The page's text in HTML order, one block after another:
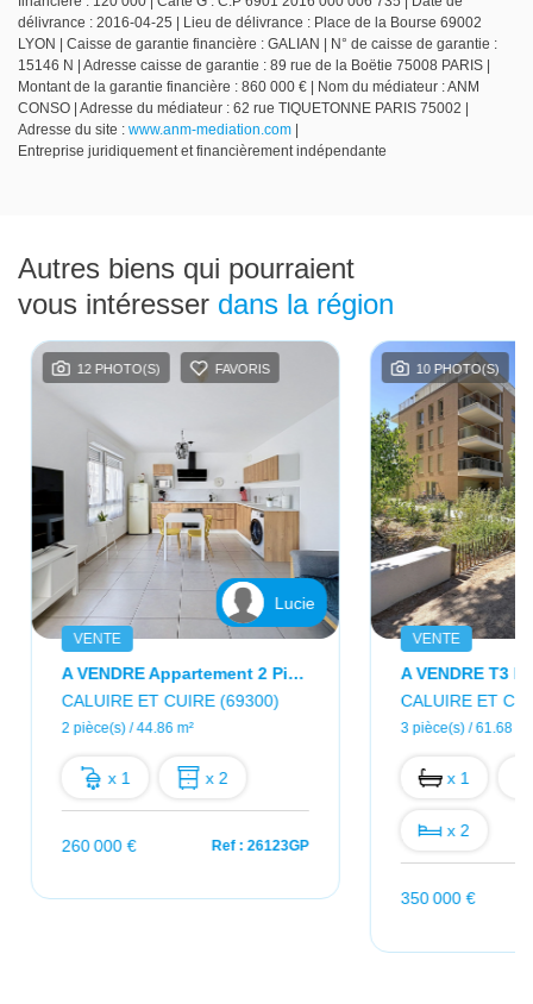
délivrance : 2016-04-25 | Lieu de délivrance : Place de la Bourse 69002
LYON | Caisse de garantie financière : GALIAN | N° de caisse de garantie :
15146 N | Adresse caisse de garantie : 89 rue de la Boëtie 75008 PARIS |
Montant de la garantie financière : 860 000 € | Nom du médiateur : ANM
CONSO | Adresse du médiateur : 62 rue TIQUETONNE PARIS 75002 |
Adresse du site : www.anm-mediation.com
Entreprise juridiquement et financièrement indépendante
Autres biens qui pourraient
vous intéresser dans la région
12 PHOTO(S) FAVORIS
Lucie
VENTE
A VENDRE Appartement 2 Pièces Caluire Et Cuire 2 Pièce(s) 44.86 M2 Dernier Étage
CALUIRE ET CUIRE (69300)
2 pièce(s) / 44.86 m²
x 1 x 2
260 000 € Ref : 26123GP
10 PHOTO(S)
VENTE
CALUIRE ET
3 pièce(s) / 61.68 m²
x 1
x 2
350 000 €